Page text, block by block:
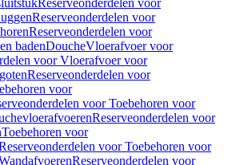
Reserveonderdelen voor
Reserveonderdelen voor
Reserveonderdelen voor
badenDoucheVloerafvoer voor
voor Vloerafvoer voor
Reserveonderdelen voor
voor
voor Toebehoren voor
Reserveonderdelen voor
Toebehoren voor
voor Toebehoren voor
Reserveonderdelen voor